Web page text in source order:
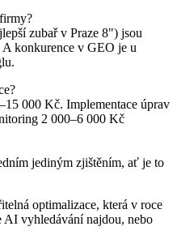
zubař v Praze 8") jsou
konkurence v GEO je u
000 Kč. Implementace úprav
2 000–6 000 Kč
jediným zjištěním, ať je to
optimalizace, která v roce
AI vyhledávání najdou, nebo